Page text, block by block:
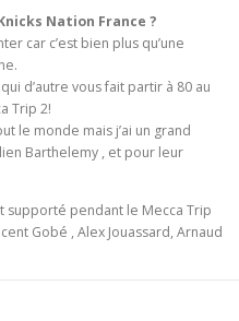
Nation France ?
car c’est bien plus qu’une
d’autre vous fait partir à 80 au
Trip 2!
le monde mais j’ai un grand
Barthelemy , et pour leur
supporté pendant le Mecca Trip
Gobé , Alex Jouassard, Arnaud